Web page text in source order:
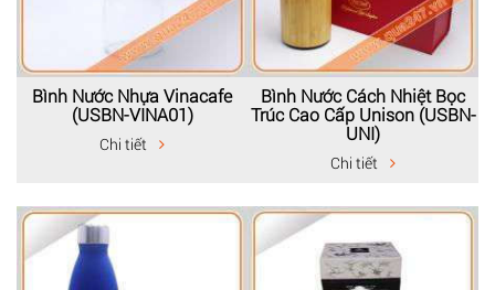
Bình Nước Nhựa Vinacafe
(USBN-VINA01)
Chi tiết
Bình Nước Cách Nhiệt Bọc
Trúc Cao Cấp Unison (USBN-
UNI)
Chi tiết